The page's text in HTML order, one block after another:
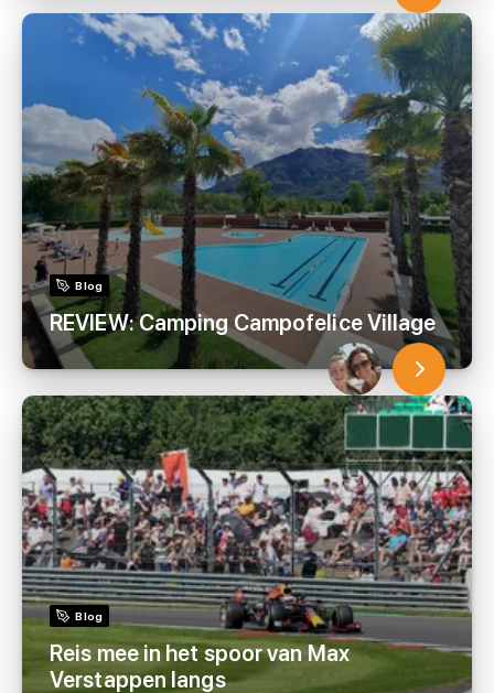
Blog
REVIEW: Camping Campofelice Village
Blog
Reis mee in het spoor van Max
Verstappen langs